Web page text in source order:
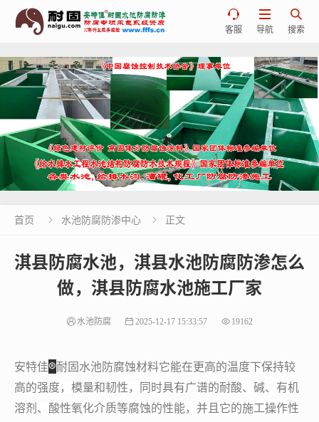

搜索

导航

客服
首页  水池防腐防渗中心  正文
淇县防腐水池，淇县水池防腐防渗怎么
做，淇县防腐水池施工厂家
水池防腐 2025-12-17 15:33:57 19162
安特佳®耐固水池防腐蚀材料它能在更高的温度下保持较
高的强度，模量和韧性，同时具有广谱的耐酸、碱、有机
溶剂、酸性氧化介质等腐蚀的性能，并且它的施工操作性